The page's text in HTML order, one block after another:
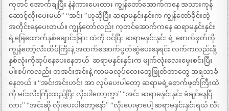
ကုတင် အောက်ချပြီး နဲနဲကားပေးထား ကျွန်တော်အောက်ကနေ အသားကုန်
ဆောင့်လိုးပေးမယ်” “‌အင်း ”ဟုဆိုပြီး ဆရာမနှင်းနှင်းက ကျွန်တော်ခိုင်းတဲ့
အတိုင်းနေပေးတယ်။ ကျွန်တော်လည်း ကုတင်အောက်ကနေ ဆရာမနှင်းနှင်း
ရဲ့ခြေထောက်နှစ်ချောင်းခြား ထဲကို ဝင်ပြီး ဆရာမနှင်းနှင်း ရဲ့ စောက်ဖုတ်ကို
ကျွန်တော့်လီးထိပ်ကြီးနဲ့ အထက်အောက်ပွတ်ဆွဲပေးနေရင်း လက်ကလည်းနိူ့
နှစ်လုံးကိုဆုပ်နေပေးနေတယ် ‌ ဆရာမနှင်းနှင်းက မျက်လုံးလေးမှေးစင်းပြီး
ပါးစပ်ကလည်း တအင်းအင်းနဲ့ ကာမခလုပ်လေးတွေဖြုတ်တာတွေ အရသာခံ
နေတယ် ။ “‌အင်းအင်းဟင်း ‌အာ လုပ်ပေးပါတော့ ဆရာမရဲ့စောက်ဖုတ်ကြီးထဲ
ကို မင်းလီးကြီးထည့်ပြီး လိုးပါတော့ကွာ” “‌အင်း ဆရာမနှင်းနှင်း ခံချင်နေပြီ
လား” “‌အင်းဆို လိုးပေးပါတော့နော်” “‌လိုးပေးမှာပေါ့ ဆရာမနှင်းနှင်းရယ် လီး